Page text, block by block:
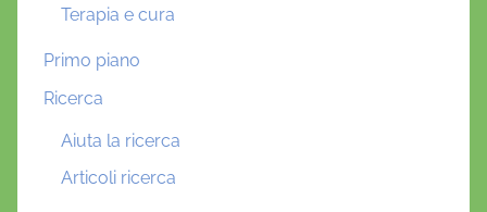
Terapia e cura
Primo piano
Ricerca
Aiuta la ricerca
Articoli ricerca